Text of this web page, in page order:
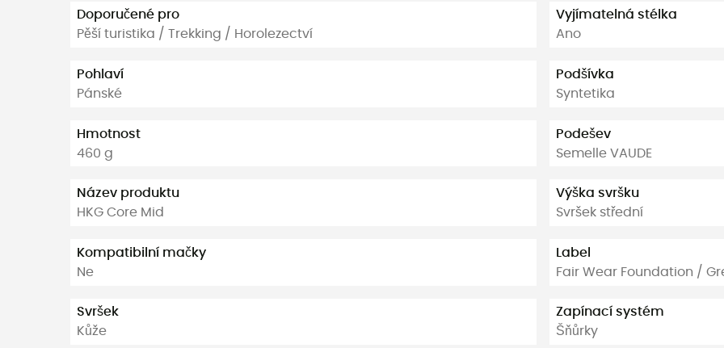
Doporučené pro
Pěší turistika / Trekking / Horolezectví
Pohlaví
Pánské
Hmotnost
460 g
Název produktu
HKG Core Mid
Kompatibilní mačky
Ne
Svršek
Kůže
Vyjímatelná stélka
Ano
Podšívka
Syntetika
Podešev
Semelle VAUDE
Výška svršku
Svršek střední
Label
Fair Wear Foundation /
Zapínací systém
Šňůrky